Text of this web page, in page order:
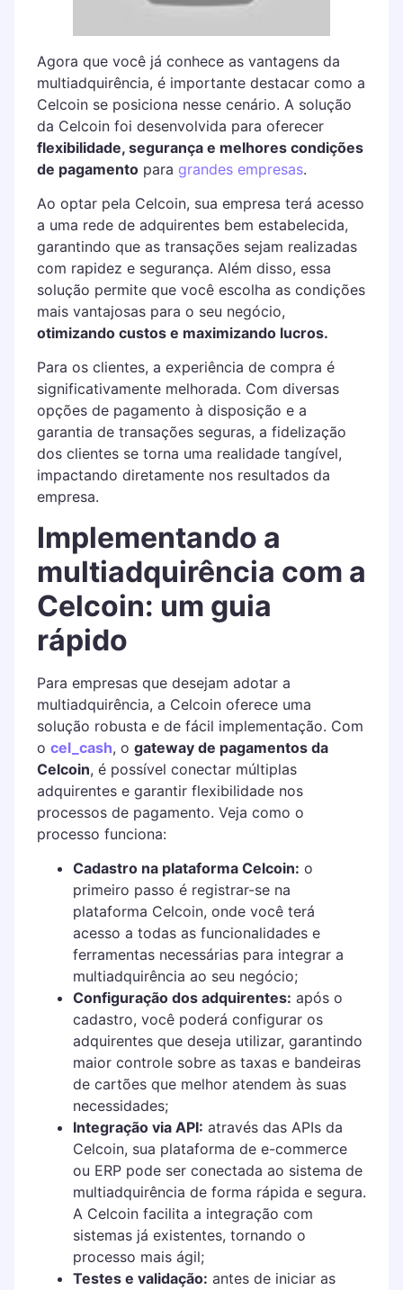
Agora que você já conhece as vantagens da
multiadquirência, é importante destacar como a
Celcoin se posiciona nesse cenário. A solução
da Celcoin foi desenvolvida para oferecer
flexibilidade, segurança e melhores condições
de pagamentopara grandes empresas.
Ao optar pela Celcoin, sua empresa terá acesso
a uma rede de adquirentes bem estabelecida,
garantindo que as transações sejam realizadas
com rapidez e segurança. Além disso, essa
solução permite que você escolha as condições
mais vantajosas para o seu negócio,
otimizando custos e maximizando lucros.
Para os clientes, a experiência de compra é
significativamente melhorada. Com diversas
opções de pagamento à disposição e a
garantia de transações seguras, a fidelização
dos clientes se torna uma realidade tangível,
impactando diretamente nos resultados da
empresa.
Implementando a
multiadquirência com a
Celcoin: um guia
rápido
Para empresas que desejam adotar a
multiadquirência, a Celcoin oferece uma
solução robusta e de fácil implementação. Com
o cel_cash, o gateway de pagamentos da
Celcoin, é possível conectar múltiplas
adquirentes e garantir flexibilidade nos
processos de pagamento. Veja como o
processo funciona:
Cadastro na plataforma Celcoin: o
primeiro passo é registrar-se na
plataforma Celcoin, onde você terá
acesso a todas as funcionalidades e
ferramentas necessárias para integrar a
multiadquirência ao seu negócio;
Configuração dos adquirentes: após o
cadastro, você poderá configurar os
adquirentes que deseja utilizar, garantindo
maior controle sobre as taxas e bandeiras
de cartões que melhor atendem às suas
necessidades;
Integração via API: através das APIs da
Celcoin, sua plataforma de e-commerce
ou ERP pode ser conectada ao sistema de
multiadquirência de forma rápida e segura.
A Celcoin facilita a integração com
sistemas já existentes, tornando o
processo mais ágil;
Testes e validação: antes de iniciar as